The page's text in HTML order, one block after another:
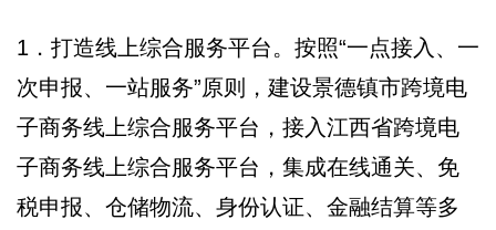
1．打造线上综合服务平台。按照“一点接入、一
次申报、一站服务”原则，建设景德镇市跨境电
子商务线上综合服务平台，接入江西省跨境电
子商务线上综合服务平台，集成在线通关、免
税申报、仓储物流、身份认证、金融结算等多